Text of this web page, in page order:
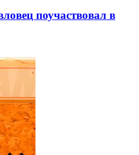
поучаствовал в